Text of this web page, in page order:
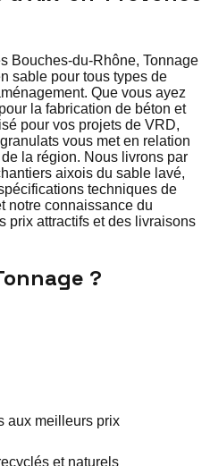
Bouches-du-Rhône, Tonnage
sable pour tous types de
Que vous ayez
la fabrication de béton et
pour vos projets de VRD,
vous met en relation
la région. Nous livrons par
aixois du sable lavé,
techniques de
notre connaissance du
prix attractifs et des livraisons
?
aux meilleurs prix
et naturels